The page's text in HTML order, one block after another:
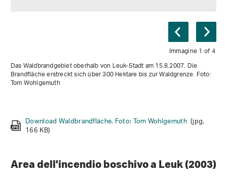
Immagine 1 of 4
Das Waldbrandgebiet oberhalb von Leuk-Stadt am 15.8.2007. Die
Brandfläche erstreckt sich über 300 Hektare bis zur Waldgrenze. Foto:
Tom Wohlgemuth
Download Waldbrandfläche. Foto: Tom Wohlgemuth (jpg,
166 KB)
Epilobium angustifolium
(jpg, 125 KB)
Download I pioppi tremuli(jpg, 8 MB)
Area dell'incendio boschivo a Leuk (2003)